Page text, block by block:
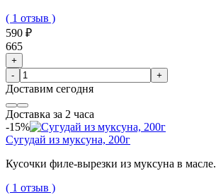
( 1 отзыв )
590 ₽
665
+
-
+
Доставим сегодня
Доставка за 2 часа
-15%
Сугудай из муксуна, 200г
Кусочки филе-вырезки из муксуна в масле.
( 1 отзыв )